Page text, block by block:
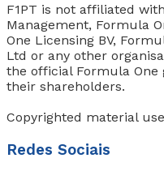
F1PT is not affiliated
Management, Formula
One Licensing BV,
Ltd or any other
the official Formula One
their shareholders.
Copyrighted material
Redes Sociais